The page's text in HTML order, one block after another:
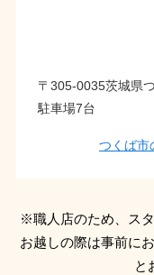
〒305-0035茨城県
駐車場7台
つくば市
※職人店のため、ス
お越しの際は事前に
と